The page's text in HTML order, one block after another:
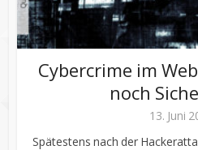
Cybercrime im
noch
13. Juni
Spätestens nach der